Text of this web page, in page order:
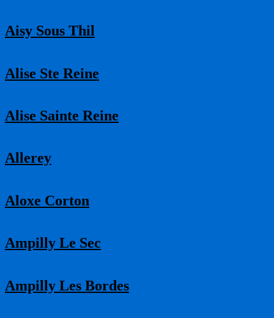
Aisy Sous Thil
Alise Ste Reine
Alise Sainte Reine
Allerey
Aloxe Corton
Ampilly Le Sec
Ampilly Les Bordes